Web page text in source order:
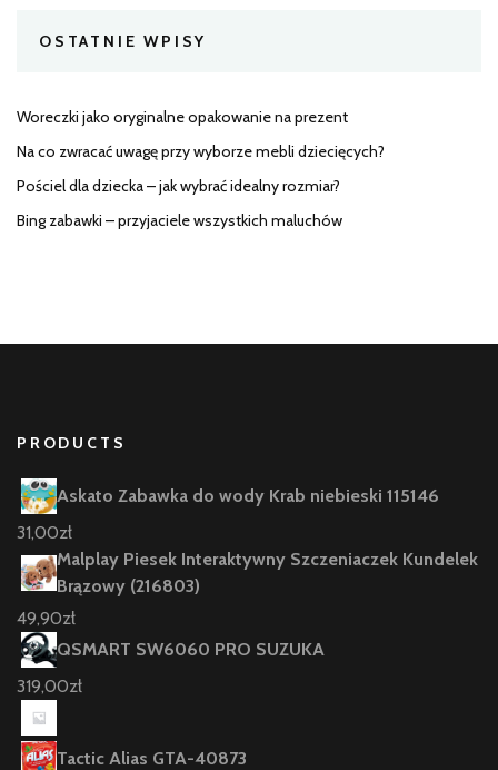
OSTATNIE WPISY
Woreczki jako oryginalne opakowanie na prezent
Na co zwracać uwagę przy wyborze mebli dziecięcych?
Pościel dla dziecka – jak wybrać idealny rozmiar?
Bing zabawki – przyjaciele wszystkich maluchów
PRODUCTS
Askato Zabawka do wody Krab niebieski 115146
31,00zł
Malplay Piesek Interaktywny Szczeniaczek Kundelek
Brązowy (216803)
49,90zł
QSMART SW6060 PRO SUZUKA
319,00zł
Tactic Alias GTA-40873